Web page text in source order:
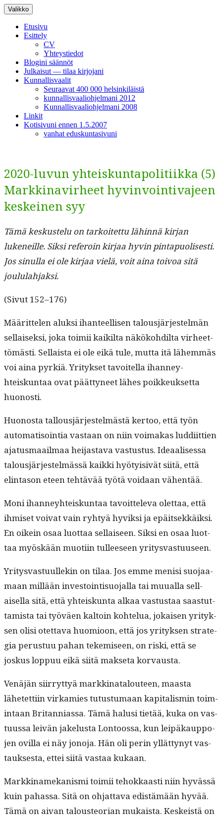
Siirry
sisältöön
Valikko
Etusivu
Esittely
CV
Yhteystiedot
Blogini säännöt
Julkaisut — tilaa kirjojani
Kunnallisvaalit
Seuraavat 400 000 helsinkiläistä
kunnallisvaaliohjelmani 2012
Kunnallisvaaliohjelmani 2008
Linkit
Kotisivuni ennen 1.5.2007
vanhat eduskuntasivuni
2020-luvun yhteiskuntapolitiikka (5)
Markkinavirheet hyvinvointivajeen
keskeinen syy
Tämä keskustelu on tarkoitet­tu lähin­nä kir­jan
lukeneille. Sik­si refer­oin kir­jaa hyvin pin­ta­puolis­es­ti.
Jos sin­ul­la ei ole kir­jaa vielä, voit aina toivoa sitä
joululahjaksi.
(Sivut 152–176)
Määrit­te­len aluk­si ihanteel­lisen talousjär­jestelmän
sel­l­aisek­si, joka toimii kaik­il­ta näköko­hdil­ta virheet­
tömästi. Sel­l­aista ei ole eikä tule, mut­ta itä lähem­mäs
voi aina pyrk­iä. Yri­tyk­set tavoitel­la ihan­ney­
hteiskun­taa ovat päät­tyneet läh­es poikkeuk­set­ta
huonosti.
Huonos­ta tal­lousjär­jestelmästä ker­too, että työn
automa­ti­soin­tia vas­taan on niin voimakas lud­di­it­tien
aja­tus­maail­maa hei­jas­ta­va vas­tus­tus. Ideaalises­sa
talousjär­jestelmässä kaik­ki hyö­ty­i­sivät siitä, että
elin­ta­son eteen tehtävää työtä voidaan vähentää.
Moni ihan­ney­hteiskun­taa tavoit­tel­e­va olet­taa, että
ihmiset voivat vain ryhtyä hyviksi ja epäit­sekkäik­si.
En oikein osaa luot­taa sel­l­aiseen. Sik­si en osaa luot­
taa myöskään muoti­in tulleeseen yritysvastuuseen.
Yri­tys­vas­tu­ullekin on tilaa. Jos emme menisi suo­jaa­
maan mil­lään investoin­tisuo­jal­la tai muual­la sel­l­
aisel­la sitä, että yhteiskun­ta alkaa vas­tus­taa saas­tut­
tamista tai työväen kaltoin kohtelua, jokaisen yri­tyk­
sen olisi otet­ta­va huomioon, että jos yri­tyk­sen strate­
gia perus­tuu pahan tekemiseen, on ris­ki, että se
joskus lop­puu eikä siitä mak­se­ta korvausta.
Venäjän siir­ryt­tyä markki­na­t­alouteen, maas­ta
lähetet­ti­in virkamies tutus­tu­maan kap­i­tal­is­min toim­
intaan Bri­tan­ni­as­sa. Tämä halusi tietää, kuka on vas­
tu­us­sa leivän jakelus­ta Lon­toos­sa, kun leipäkaup­po­
jen ovil­la ei näy jono­ja. Hän oli perin yllät­tynyt vas­
tauk­ses­ta, ettei siitä vas­taa kukaan.
Markki­namekanis­mi toimii tehokkaasti niin hyvässä
kuin pahas­sa. Sitä on ohjat­ta­va edis­tämään hyvää.
Tämä on aivan talous­teo­ri­an mukaista. Keskeistä on